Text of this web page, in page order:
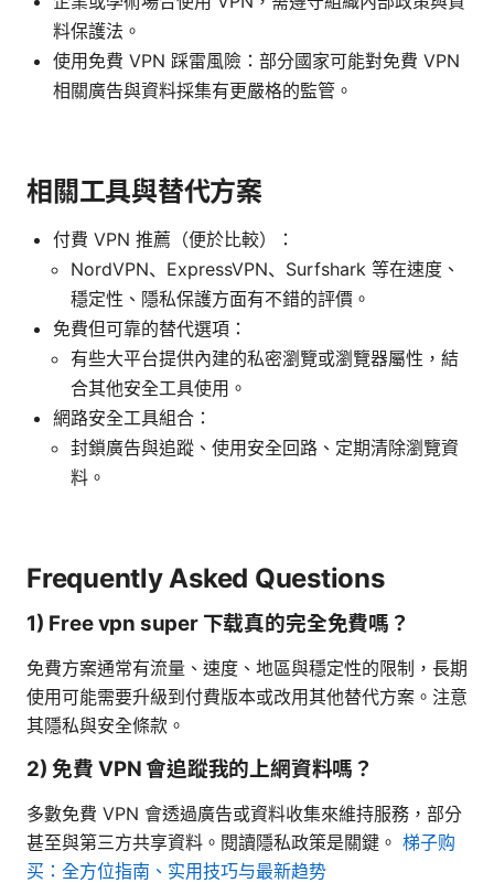
料保護法。
使用免費 VPN 踩雷風險：部分國家可能對免費 VPN
相關廣告與資料採集有更嚴格的監管。
相關工具與替代方案
付費 VPN 推薦（便於比較）：
NordVPN、ExpressVPN、Surfshark 等在速度、
穩定性、隱私保護方面有不錯的評價。
免費但可靠的替代選項：
有些大平台提供內建的私密瀏覽或瀏覽器屬性，結
合其他安全工具使用。
網路安全工具組合：
封鎖廣告與追蹤、使用安全回路、定期清除瀏覽資
料。
Frequently Asked Questions
1) Free vpn super 下载真的完全免費嗎？
免費方案通常有流量、速度、地區與穩定性的限制，長期
使用可能需要升級到付費版本或改用其他替代方案。注意
其隱私與安全條款。
2) 免費 VPN 會追蹤我的上網資料嗎？
多數免費 VPN 會透過廣告或資料收集來維持服務，部分
甚至與第三方共享資料。閱讀隱私政策是關鍵。 梯子购
买：全方位指南、实用技巧与最新趋势